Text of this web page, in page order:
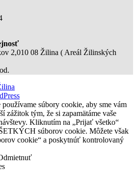
2,010 08 Žilina ( Areál Žilinských
súbory cookie, aby sme vám
zážitok tým, že si zapamätáme vaše
Kliknutím na „Prijať všetko“
súborov cookie. Môžete však
cookie“ a poskytnúť kontrolovaný